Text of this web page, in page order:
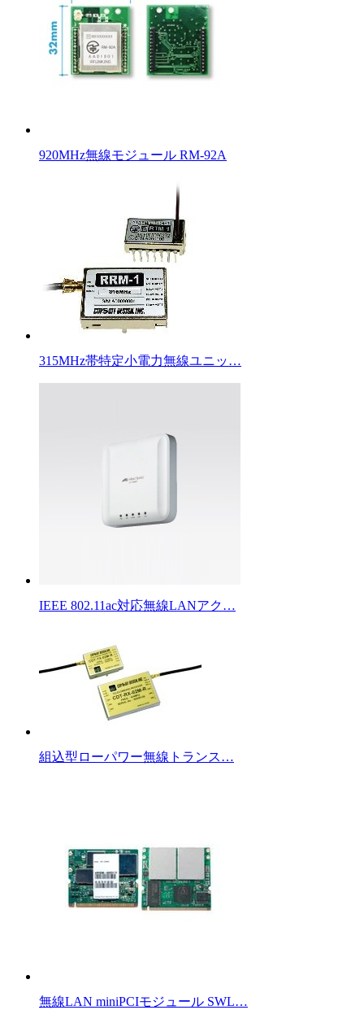
920MHz無線モジュール RM-92A
315MHz帯特定小電力無線ユニッ…
IEEE 802.11ac対応無線LANアク…
組込型ローパワー無線トランス…
無線LAN miniPCIモジュール SWL…